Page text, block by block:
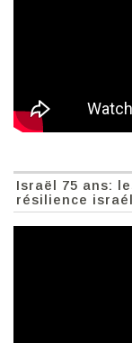
Israël 75 ans:
résilience